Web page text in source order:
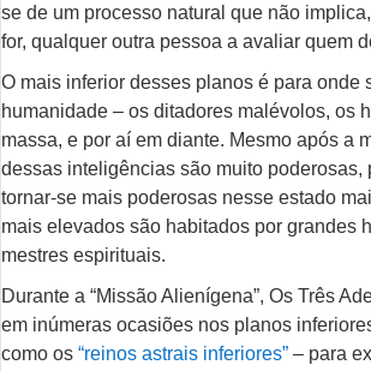
se de um processo natural que não
for, qualquer outra pessoa a avaliar quem
O mais inferior desses planos é para onde
humanidade – os ditadores malévolos, os
massa, e por aí em diante. Mesmo após a
dessas inteligências são muito poderosas,
tornar-se mais poderosas nesse estado
mais elevados são habitados por grandes
mestres espirituais.
Durante a “Missão Alienígena”, Os Três
em inúmeras ocasiões nos planos
como os “reinos astrais inferiores” – para